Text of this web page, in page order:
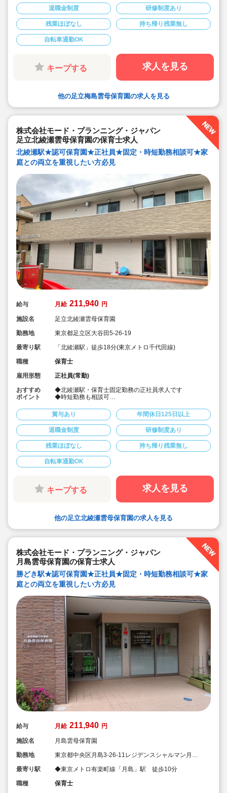
ります
◆家庭や趣味などと両立可能な働き方
◆行事のための保育ではなく子どもたちのための保育に
取り組めます
◆日々の保育を大切に楽しくお仕事出来ます（行事準
備・書き物類軽減されています）
◆ピアノが弾けなくてOKです。（得意分野を活かして頂
◆保育以外の業務量が不安な方も安心です。（ICTシステ
ム導入で業務効率化が図れています）
◆保育経験がない、ブランクがある方も安心です。（先
輩社員が徹底サポートします）
設などの割引）
◆退職金制度あり
◆職員同士の協力を大切にしています！保育経験がな
い、ブランクが有る方もOK（先輩スタッフがサポートし
ます！）
退職金制度 研修制度あり
残業ほぼなし 持ち帰り残業無し
自転車通勤OK
キープする 求人を見る
他の足立梅島雲母保育園の求人を見る
株式会社モード・プランニング・ジャパン
足立北綾瀬雲母保育園の保育士求人
北綾瀬駅★認可保育園★正社員★固定・時短勤務相談可★家
庭との両立を重視したい方必見
給与 月給 211,940 円
施設名
足立北綾瀬雲母保育園
勤務地
東京都足立区大谷田5-26-19
最寄り駅
「北綾瀬駅」徒歩18分(東京メトロ千代田線)
職種
保育士
雇用形態
正社員(常勤)
おすすめ
ポイント
◆北綾瀬駅・保育士固定勤務の正社員求人です
◆時短勤務も相談可
連休）も取得可能です♪
◆雲母保育園は60名以下のコンパクトなサイズの園にな
ります
◆家庭や趣味などと両立可能な働き方
◆行事のための保育ではなく子どもたちのための保育に
取り組めます
◆日々の保育を大切に楽しくお仕事出来ます（行事準
備・書き物類軽減されています）
◆ピアノが弾けなくてOKです。（得意分野を活かして頂
◆保育以外の業務量が不安な方も安心です。（ICTシステ
ム導入で業務効率化が図れています）
◆保育経験がない、ブランクがある方も安心です。（先
輩社員が徹底サポートします）
設などの割引）
◆退職金制度あり
◆職員同士の協力を大切にしています！保育経験がな
い、ブランクが有る方もOK（先輩スタッフがサポートし
ます！）
賞与あり 年間休日125日以上
退職金制度 研修制度あり
残業ほぼなし 持ち帰り残業無し
自転車通勤OK
キープする 求人を見る
他の足立北綾瀬雲母保育園の求人を見る
株式会社モード・プランニング・ジャパン
月島雲母保育園の保育士求人
勝どき駅★認可保育園★正社員★固定・時短勤務相談可★家
庭との両立を重視したい方必見
給与 月給 211,940 円
施設名
月島雲母保育園
勤務地
東京都中央区月島3-26-11レジデンスシャルマン月島1
最寄り駅
◆東京メトロ有楽町線「月島」駅 徒歩10分
職種
保育士